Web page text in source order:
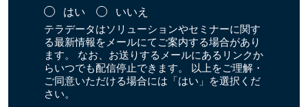
はい いいえ
テラデータはソリューションやセミナーに関す
る最新情報をメールにてご案内する場合があり
ます。 なお、お送りするメールにあるリンクか
らいつでも配信停止できます。 以上をご理解・
ご同意いただける場合には「はい」を選択くだ
さい。